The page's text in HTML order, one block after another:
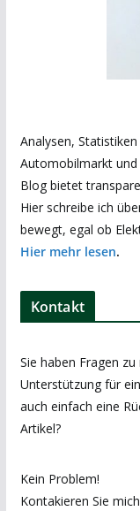
Analysen,
Automobilmarkt
Blog bietet
Hier schreibe ich
bewegt, egal ob
Hier mehr lesen.
Kontakt
Sie haben Fragen
Unterstützung für
auch einfach eine
Artikel?
Kein Problem!
Kontakieren Sie